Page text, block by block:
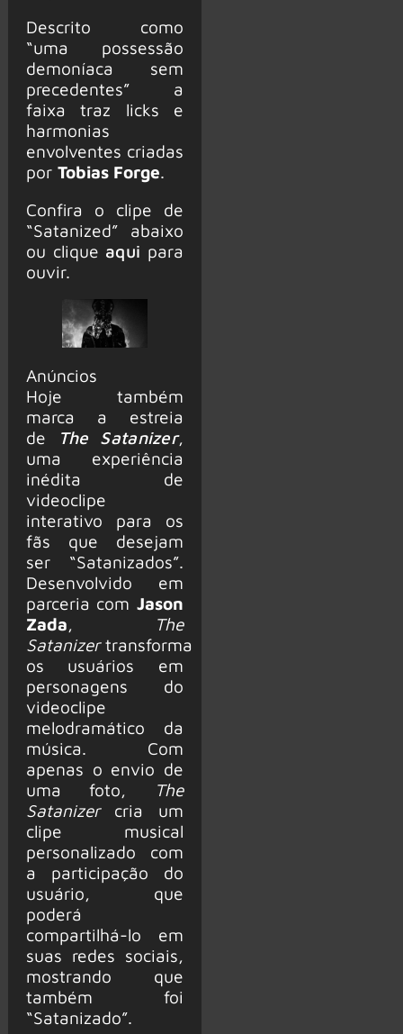
Descrito como
“uma possessão
demoníaca sem
precedentes” a
faixa traz licks e
harmonias
envolventes criadas
por Tobias Forge.
Confira o clipe de
“Satanized” abaixo
ou clique aqui para
ouvir.
Anúncios
Hoje também
marca a estreia
de
The Satanizer,
uma experiência
inédita de
videoclipe
interativo para os
fãs que desejam
ser “Satanizados”.
Desenvolvido em
parceria com Jason
Zada,
The
Satanizertransforma
os usuários em
personagens do
videoclipe
melodramático da
música. Com
apenas o envio de
uma foto,
The
Satanizercria um
clipe musical
personalizado com
a participação do
usuário, que
poderá
compartilhá-lo em
suas redes sociais,
mostrando que
também foi
“Satanizado”.